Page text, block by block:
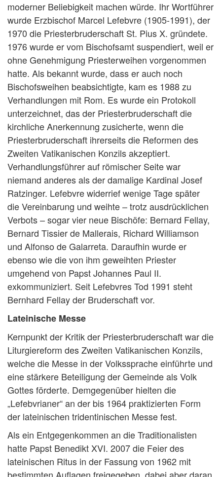
moderner Beliebigkeit machen würde. Ihr Wortführer
wurde Erzbischof Marcel Lefebvre (1905-1991), der
1970 die Priesterbruderschaft St. Pius X. gründete.
1976 wurde er vom Bischofsamt suspendiert, weil er
ohne Genehmigung Priesterweihen vorgenommen
hatte. Als bekannt wurde, dass er auch noch
Bischofsweihen beabsichtigte, kam es 1988 zu
Verhandlungen mit Rom. Es wurde ein Protokoll
unterzeichnet, das der Priesterbruderschaft die
kirchliche Anerkennung zusicherte, wenn die
Priesterbruderschaft ihrerseits die Reformen des
Zweiten Vatikanischen Konzils akzeptiert.
Verhandlungsführer auf römischer Seite war
niemand anderes als der damalige Kardinal Josef
Ratzinger. Lefebvre widerrief wenige Tage später
die Vereinbarung und weihte – trotz ausdrücklichen
Verbots – sogar vier neue Bischöfe: Bernard Fellay,
Bernard Tissier de Mallerais, Richard Williamson
und Alfonso de Galarreta. Daraufhin wurde er
ebenso wie die von ihm geweihten Priester
umgehend von Papst Johannes Paul II.
exkommuniziert. Seit Lefebvres Tod 1991 steht
Bernhard Fellay der Bruderschaft vor.
Lateinische Messe
Kernpunkt der Kritik der Priesterbruderschaft war die
Liturgiereform des Zweiten Vatikanischen Konzils,
welche die Messe in der Volkssprache einführte und
eine stärkere Beteiligung der Gemeinde als Volk
Gottes förderte. Demgegenüber hielten die
„Lefebvrianer“ an der bis 1964 praktizierten Form
der lateinischen tridentinischen Messe fest.
Als ein Entgegenkommen an die Traditionalisten
hatte Papst Benedikt XVI. 2007 die Feier des
lateinischen Ritus in der Fassung von 1962 mit